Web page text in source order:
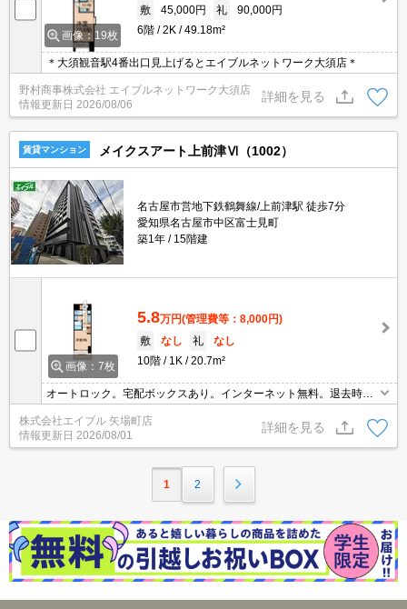
画像：19枚
敷
45,000円 礼
90,000円
6階
2K 49.18m²
＊大須観音駅4番出口見上げるとエイブルネットワーク大須店＊
野村商事株式会社 エイブルネットワーク大須店
情報更新日 2026/08/06
詳細を見る
賃貸マンション メイクスアート上前津Ⅵ（1002）
名古屋市営地下鉄鶴舞線/上前津駅 徒歩7分
愛知県名古屋市中区富士見町
築1年
15階建
画像：7枚
5.8万円(管理費等：8,000円)
敷
なし 礼
なし
10階
1K 20.7m²
オートロック。宅配ボックスあり。インターネット無料。退去時、
ルームクリーニング料金44,000円。退去時、エアコン洗浄代16,500
円。
株式会社エイブル 矢場町店
情報更新日 2026/08/01
詳細を見る
1 2